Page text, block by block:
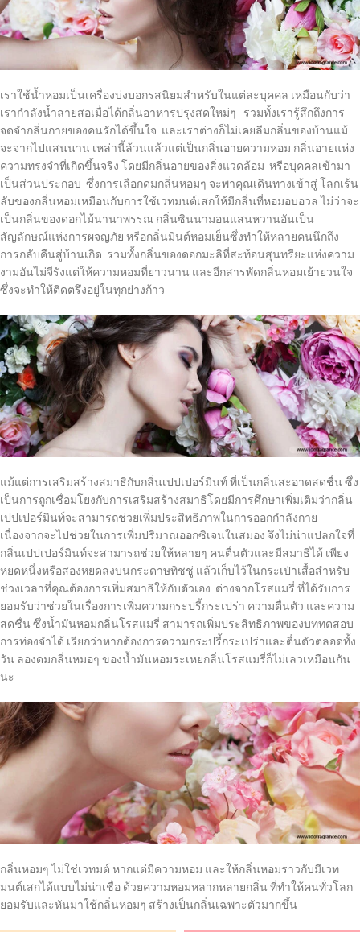
เราใช้น้ำหอมเป็นเครื่องบ่งบอกรสนิยมสำหรับในแต่ละบุคคล เหมือนกับว่า
เรากำลังน้ำลายสอเมื่อได้กลิ่นอาหารปรุงสดใหม่ๆ รวมทั้งเรารู้สึกถึงการ
จดจำกลิ่นกายของคนรักได้ขึ้นใจ และเราต่างก็ไม่เคยลืมกลิ่นของบ้านแม้
จะจากไปแสนนาน เหล่านี้ล้วนแล้วแต่เป็นกลิ่นอายความหอม กลิ่นอายแห่ง
ความทรงจำที่เกิดขึ้นจริง โดยมีกลิ่นอายของสิ่งแวดล้อม หรือบุคคลเข้ามา
เป็นส่วนประกอบ ซึ่งการเลือกดมกลิ่นหอมๆ จะพาคุณเดินทางเข้าสู่ โลกเร้น
ลับของกลิ่นหอมเหมือนกับการใช้เวทมนต์เสกให้มีกลิ่นที่หอมอบอวล ไม่ว่าจะ
เป็นกลิ่นของดอกไม้นานาพรรณ กลิ่นซินนามอนแสนหวานอันเป็น
สัญลักษณ์แห่งการผจญภัย หรือกลิ่นมินต์หอมเย็นซึ่งทำให้หลายคนนึกถึง
การกลับคืนสู่บ้านเกิด รวมทั้งกลิ่นของดอกมะลิที่สะท้อนสุนทรียะแห่งความ
งามอันไม่จีรังแต่ให้ความหอมที่ยาวนาน และอีกสารพัดกลิ่นหอมเย้ายวนใจ
ซึ่งจะทำให้ติดตรึงอยู่ในทุกย่างก้าว
แม้แต่การเสริมสร้างสมาธิกับกลิ่นเปปเปอร์มินท์ ที่เป็นกลิ่นสะอาดสดชื่น ซึ่ง
เป็นการถูกเชื่อมโยงกับการเสริมสร้างสมาธิโดยมีการศึกษาเพิ่มเติมว่ากลิ่น
เปปเปอร์มินท์จะสามารถช่วยเพิ่มประสิทธิภาพในการออกกำลังกาย
เนื่องจากจะไปช่วยในการเพิ่มปริมาณออกซิเจนในสมอง จึงไม่น่าแปลกใจที่
กลิ่นเปปเปอร์มินท์จะสามารถช่วยให้หลายๆ คนตื่นตัวและมีสมาธิได้ เพียง
หยดหนึ่งหรือสองหยดลงบนกระดาษทิชชู่ แล้วเก็บไว้ในกระเป๋าเสื้อสำหรับ
ช่วงเวลาที่คุณต้องการเพิ่มสมาธิให้กับตัวเอง ต่างจากโรสแมรี่ ที่ได้รับการ
ยอมรับว่าช่วยในเรื่องการเพิ่มความกระปรี้กระเปร่า ความตื่นตัว และความ
สดชื่น ซึ่งน้ำมันหอมกลิ่นโรสแมรี่ สามารถเพิ่มประสิทธิภาพของบททดสอบ
การท่องจำได้ เรียกว่าหากต้องการความกระปรี้กระเปร่าและตื่นตัวตลอดทั้ง
วัน ลองดมกลิ่นหมอๆ ของน้ำมันหอมระเหยกลิ่นโรสแมรี่ก็ไม่เลวเหมือนกัน
นะ
กลิ่นหอมๆ ไม่ใช่เวทมต์ หากแต่มีความหอม และให้กลิ่นหอมราวกับมีเวท
มนต์เสกได้แบบไม่น่าเชื่อ ด้วยความหอมหลากหลายกลิ่น ที่ทำให้คนทั่วโลก
ยอมรับและหันมาใช้กลิ่นหอมๆ สร้างเป็นกลิ่นเฉพาะตัวมากขึ้น